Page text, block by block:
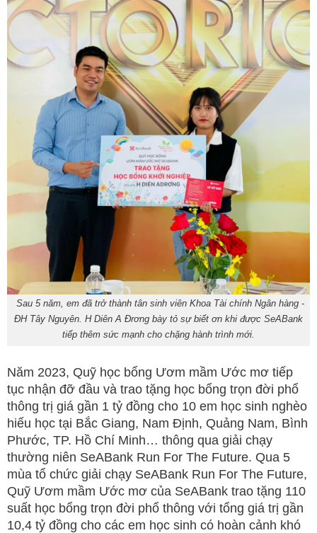
Sau 5 năm, em đã trở thành tân sinh viên Khoa Tài chính Ngân hàng -
ĐH Tây Nguyên. H Diên A Đrơng bày tỏ sự biết ơn khi được SeABank
tiếp thêm sức mạnh cho chặng hành trình mới.
Năm 2023, Quỹ học bổng Ươm mầm Ước mơ tiếp
tục nhận đỡ đầu và trao tặng học bổng trọn đời phổ
thông trị giá gần 1 tỷ đồng cho 10 em học sinh nghèo
hiếu học tại Bắc Giang, Nam Định, Quảng Nam, Bình
Phước, TP. Hồ Chí Minh… thông qua giải chạy
thường niên SeABank Run For The Future. Qua 5
mùa tổ chức giải chạy SeABank Run For The Future,
Quỹ Ươm mầm Ước mơ của SeABank trao tặng 110
suất học bổng trọn đời phổ thông với tổng giá trị gần
10,4 tỷ đồng cho các em học sinh có hoàn cảnh khó